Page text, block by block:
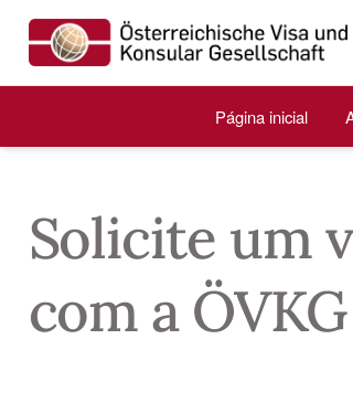
Página inicial
Solicite um
com a ÖVKG